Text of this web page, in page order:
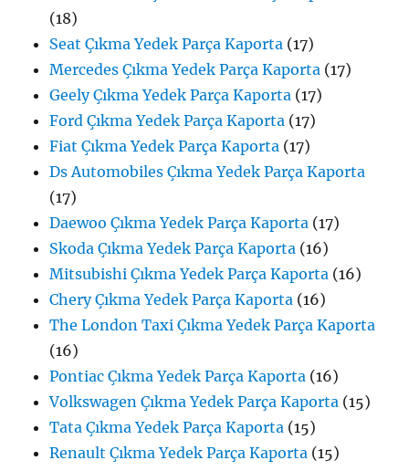
(18)
Seat Çıkma Yedek Parça Kaporta (17)
Mercedes Çıkma Yedek Parça Kaporta (17)
Geely Çıkma Yedek Parça Kaporta (17)
Ford Çıkma Yedek Parça Kaporta (17)
Fiat Çıkma Yedek Parça Kaporta (17)
Ds Automobiles Çıkma Yedek Parça Kaporta
(17)
Daewoo Çıkma Yedek Parça Kaporta (17)
Skoda Çıkma Yedek Parça Kaporta (16)
Mitsubishi Çıkma Yedek Parça Kaporta (16)
Chery Çıkma Yedek Parça Kaporta (16)
The London Taxi Çıkma Yedek Parça Kaporta
(16)
Pontiac Çıkma Yedek Parça Kaporta (16)
Volkswagen Çıkma Yedek Parça Kaporta (15)
Tata Çıkma Yedek Parça Kaporta (15)
Renault Çıkma Yedek Parça Kaporta (15)